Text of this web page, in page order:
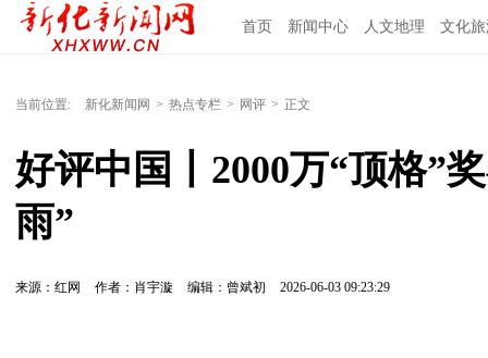
首页 新闻中心 人文地理 文化
当前位置: 新化新闻网 > 热点专栏 > 网评 > 正文
好评中国丨2000万“顶格”
雨”
来源：红网 作者：肖宇漩 编辑：曾斌初 2026-06-03 09:23:29